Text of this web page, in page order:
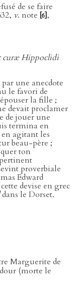
de se faire
v. note [6] ,
curæ Hippoclidi
une anecdote
le favori de
la fille ;
devait proclamer
de jouer une
termina en
agitant les
beau-père ;
ton
proverbiale
Edward
devise en grec
dans le Dorset.
Marguerite de
(morte le